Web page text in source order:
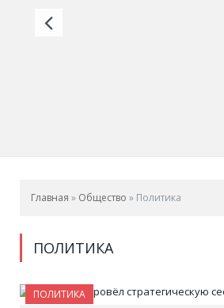
Главная » Общество » Политика
ПОЛИТИКА
ПОЛИТИКА